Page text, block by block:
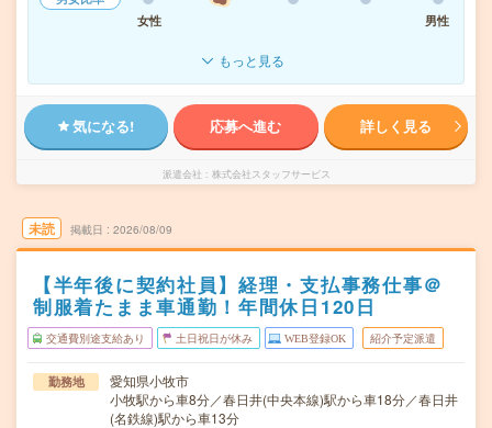
女性
男性
もっと見る
気になる! 応募へ進む 詳しく見る
派遣会社 株式会社スタッフサービス
未読 掲載日 2026/08/09
【半年後に契約社員】経理・支払事務仕事＠
制服着たまま車通勤！年間休日120日
交通費別途支給あり 土日祝日が休み WEB登録OK 紹介予定派遣
勤務地
愛知県小牧市
小牧駅から車8分／春日井(中央本線)駅から車18分／春日井
(名鉄線)駅から車13分